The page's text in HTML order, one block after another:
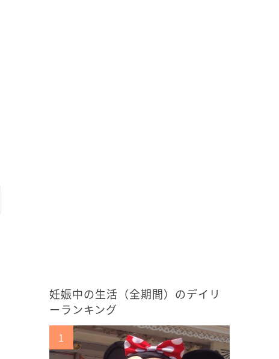
妊娠中の生活（全期間）のデイリ
ーランキング